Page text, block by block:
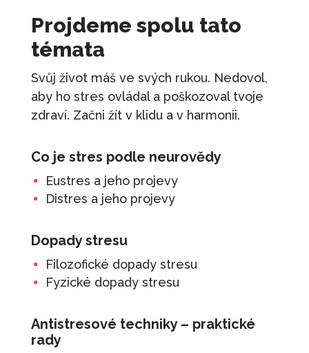
Projdeme spolu tato
témata
Svůj život máš ve svých rukou. Nedovol,
aby ho stres ovládal a poškozoval tvoje
zdraví. Začni žít v klidu a v harmonii.
Co je stres podle neurovědy
Eustres a jeho projevy
Distres a jeho projevy
Dopady stresu
Filozofické dopady stresu
Fyzické dopady stresu
Antistresové techniky – praktické
rady